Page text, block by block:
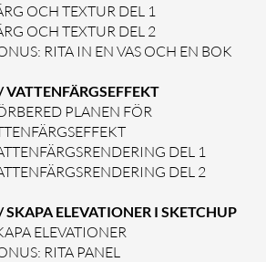
OCH TEXTUR DEL 1
OCH TEXTUR DEL 2
RITA IN EN VAS OCH EN BOK
VATTENFÄRGSEFFEKT
PLANEN FÖR
DEL 1
DEL 2
SKAPA ELEVATIONER I SKETCHUP
ELEVATIONER
RITA PANEL